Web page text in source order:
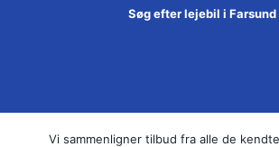
Søg efter lejebil i Farsund
Vi sammenligner tilbud fra alle de